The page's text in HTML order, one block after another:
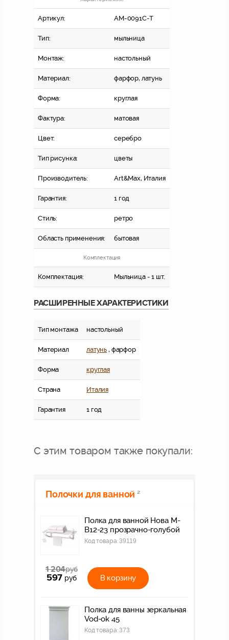
Артикул: AM-0091C-T
Тип: мыльница
Монтаж: настольный
Материал: фарфор, латунь
Форма: круглая
Фактура: матовая
Цвет: серебро
Тип рисунка: цветы
Производитель: Art&Max, Италия
Гарантия: 1 год
Стиль: ретро
Область применения: бытовая
Комплектация
Комплектация: Мыльница - 1 шт.
РАСШИРЕННЫЕ ХАРАКТЕРИСТИКИ
Тип монтажа настольный
Материал латунь , фарфор
Форма круглая
Страна Италия
Гарантия 1 год
С этим товаром также покупали:
Полочки для ванной 2
Полка для ванной Нова M-
B12-23 прозрачно-голубой
Код товара:39119
1 204руб
597 руб В корзину
Полка для ванны зеркальная
Vod-ok 45
Код товара:373